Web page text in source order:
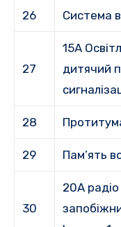
26 Система
27
15A
дитячий
28
29 Пам’ять
30
20A